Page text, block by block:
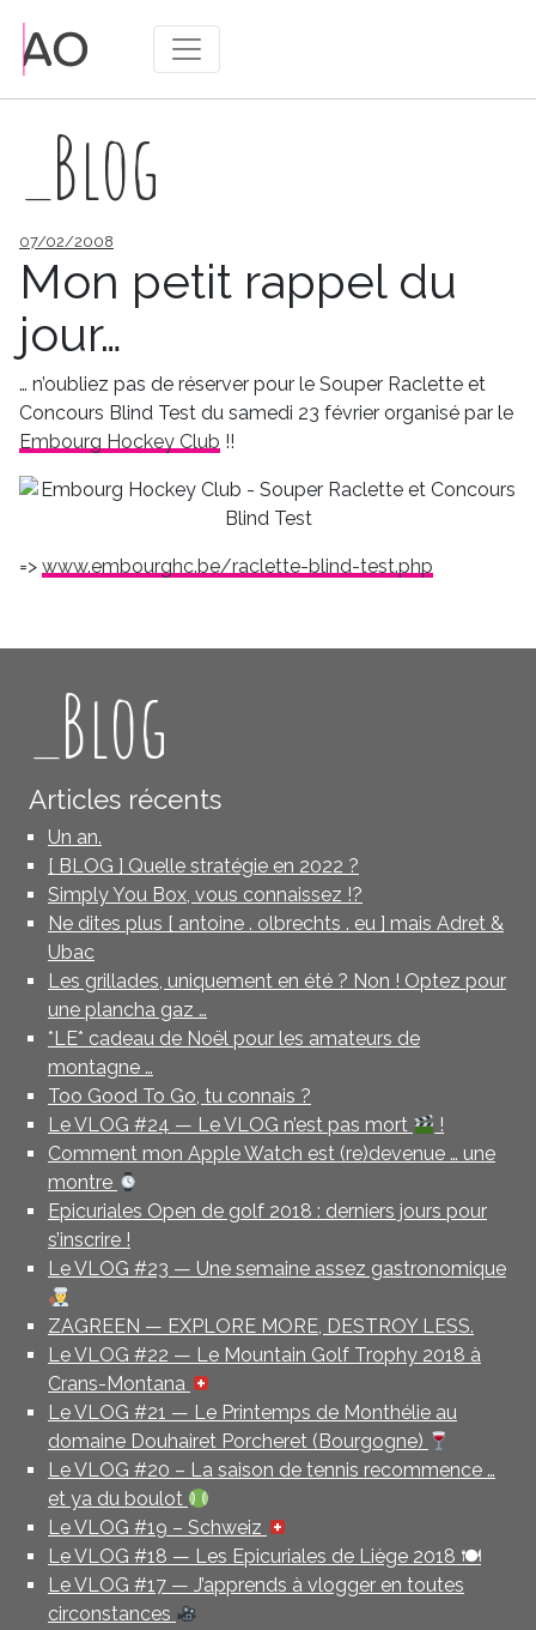
_Blog
Articles récents
Un an.
[ BLOG ] Quelle stratégie en 2022 ?
Simply You Box, vous connaissez !?
Ne dites plus [ antoine . olbrechts . eu ] mais Adret &
Ubac
Les grillades, uniquement en été ? Non ! Optez pour
une plancha gaz …
*LE* cadeau de Noël pour les amateurs de
montagne …
Too Good To Go, tu connais ?
Le VLOG #24 — Le VLOG n’est pas mort
!
Comment mon Apple Watch est (re)devenue … une
montre
Epicuriales Open de golf 2018 : derniers jours pour
s’inscrire !
Le VLOG #23 — Une semaine assez gastronomique
ZAGREEN — EXPLORE MORE, DESTROY LESS.
Le VLOG #22 — Le Mountain Golf Trophy 2018 à
Crans-Montana
Le VLOG #21 — Le Printemps de Monthélie au
domaine Douhairet Porcheret (Bourgogne)
Le VLOG #20 – La saison de tennis recommence …
et ya du boulot
Le VLOG #19 – Schweiz
Le VLOG #18 — Les Epicuriales de Liège 2018 🍽
Le VLOG #17 — J’apprends à vlogger en toutes
circonstances
_Blog
Publié
07/02/2008
Mon petit rappel du
jour…
… n’oubliez pas de réserver pour le Souper Raclette et
Concours Blind Test du samedi 23 février organisé par le
Embourg Hockey Club !!
=> www.embourghc.be/raclette-blind-test.php